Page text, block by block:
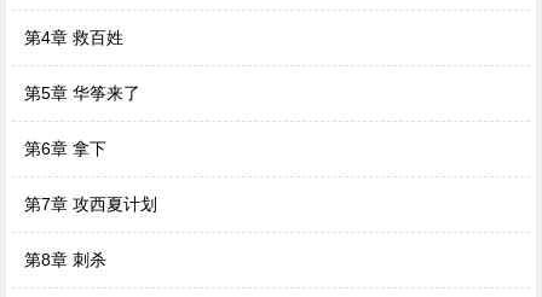
第4章 救百姓
第5章 华筝来了
第6章 拿下
第7章 攻西夏计划
第8章 刺杀